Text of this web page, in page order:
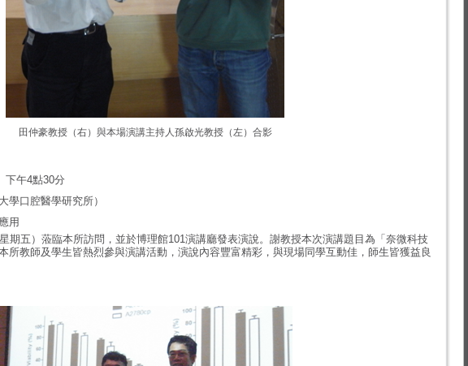
田仲豪教授（右）與本場演講主持人孫啟光教授（左）合影
下午4點30分
學口腔醫學研究所）
用
期五）蒞臨本所訪問，並於博理館101演講廳發表演說。謝教授本次演講題目為「奈微科技
所教師及學生皆熱烈參與演講活動，演說內容豐富精彩，與現場同學互動佳，師生皆獲益良